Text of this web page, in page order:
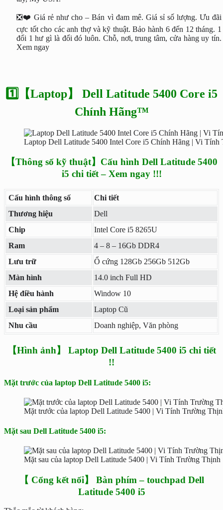
❎❤️ Giá rẻ như cho – Bán vì đam mê. Giá sỉ số lượng. Ưu đãi
cực tốt cho các anh thợ và kỹ thuật. Bảo hành 6 đến 12 tháng. 1
đổi 1 hư gì là đổi đó luôn. Chỗ, nơi, trung tâm, cửa hàng uy tín.
Xem ngay
1️⃣【Laptop】 Dell Latitude 5400 Core i5
Chính Hãng™
Laptop Dell Latitude 5400 Intel Core i5 Chính Hãng | Vi Tính
【Thông số kỹ thuật】Cấu hình Dell Latitude 5400
i5 chi tiết – Xem ngay !!!
Cấu hình thông số
Chi tiết
Thương hiệu
Dell
Chip
Intel Core i5 8265U
Ram
4 – 8 – 16Gb DDR4
Lưu trữ
Ổ cứng 128Gb 256Gb 512Gb
Màn hình
14.0 inch Full HD
Hệ điều hành
Window 10
Loại sản phẩm
Laptop Cũ
Nhu cầu
Doanh nghiệp, Văn phòng
【Hình ảnh】 Laptop Dell Latitude 5400 i5 chi tiết
!!
Mặt trước của laptop Dell Latitude 5400 i5:
Mặt trước của laptop Dell Latitude 5400 | Vi Tính Trường
Mặt sau Dell Latitude 5400 i5:
Mặt sau của laptop Dell Latitude 5400 | Vi Tính Trường Thịnh
【 Cổng kết nối】 Bàn phím – touchpad Dell
Latitude 5400 i5